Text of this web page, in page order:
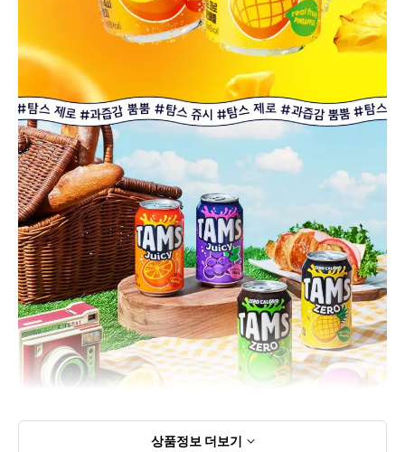
상품정보 더보기